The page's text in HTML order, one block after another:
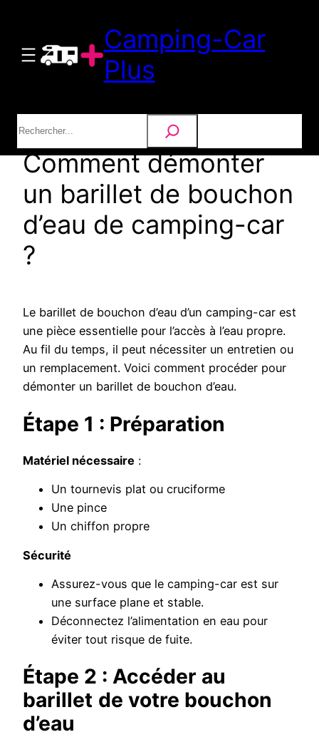
contenu
Camping-Car
Plus
Comment démonter
un barillet de bouchon
d’eau de camping-car
?
Le barillet de bouchon d’eau d’un camping-car est
une pièce essentielle pour l’accès à l’eau propre.
Au fil du temps, il peut nécessiter un entretien ou
un remplacement. Voici comment procéder pour
démonter un barillet de bouchon d’eau.
Étape 1 : Préparation
Matériel nécessaire :
Un tournevis plat ou cruciforme
Une pince
Un chiffon propre
Sécurité
Assurez-vous que le camping-car est sur
une surface plane et stable.
Déconnectez l’alimentation en eau pour
éviter tout risque de fuite.
Étape 2 : Accéder au
barillet de votre bouchon
d’eau